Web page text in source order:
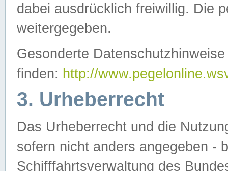
dabei ausdrücklich freiwillig. Die
weitergegeben.
Gesonderte
finden: http://
3. Urheberrecht
Das Urheberrecht und die
sofern nicht anders angegeben -
Schifffahrtsverwaltung des